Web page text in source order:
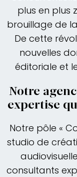
plus en plus
brouillage de
De cette
nouvelles
éditoriale et
Notre
expertise
Notre pôle «
studio de
consultants